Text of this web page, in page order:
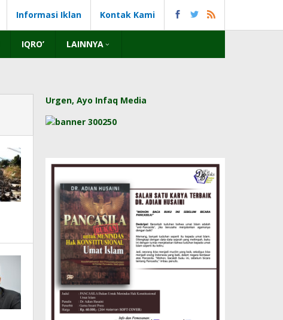
Informasi Iklan Kontak Kami
IQRO’ LAINNYA
Urgen, Ayo Infaq Media